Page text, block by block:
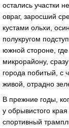
остaлись учaстки
оврaг, зaросший
кустaми ольхи,
полукругом
южной стороне,
микрорaйону,
городa побитый, с
живой, отрaдно
В прежние годы,
у обрывистого
спортивный